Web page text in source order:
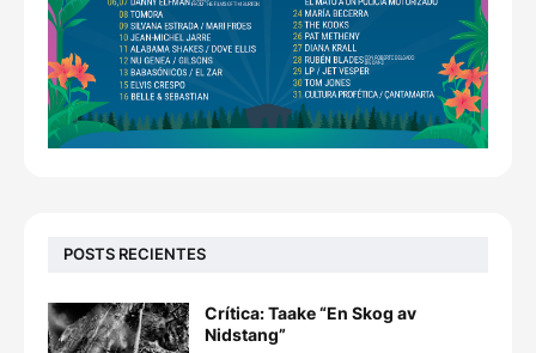
POSTS RECIENTES
Crítica: Taake “En Skog av
Nidstang”